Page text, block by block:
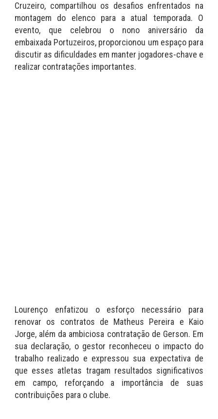
Cruzeiro, compartilhou os desafios enfrentados na
montagem do elenco para a atual temporada. O
evento, que celebrou o nono aniversário da
embaixada Portuzeiros, proporcionou um espaço para
discutir as dificuldades em manter jogadores-chave e
realizar contratações importantes.
Lourenço enfatizou o esforço necessário para
renovar os contratos de Matheus Pereira e Kaio
Jorge, além da ambiciosa contratação de Gerson. Em
sua declaração, o gestor reconheceu o impacto do
trabalho realizado e expressou sua expectativa de
que esses atletas tragam resultados significativos
em campo, reforçando a importância de suas
contribuições para o clube.